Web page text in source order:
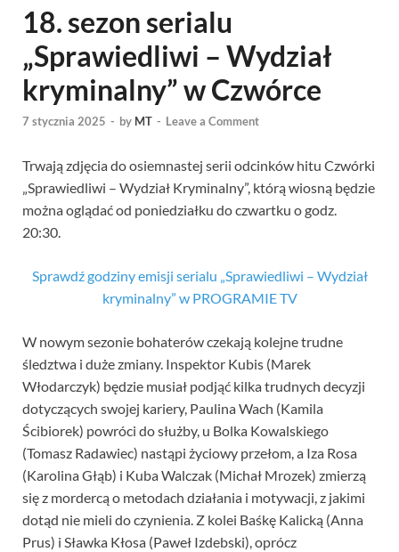
18. sezon serialu
„Sprawiedliwi – Wydział
kryminalny” w Czwórce
7 stycznia 2025 - by MT - Leave a Comment
Trwają zdjęcia do osiemnastej serii odcinków hitu Czwórki
„Sprawiedliwi – Wydział Kryminalny”, którą wiosną będzie
można oglądać od poniedziałku do czwartku o godz.
20:30.
Sprawdź godziny emisji serialu „Sprawiedliwi – Wydział
kryminalny” w PROGRAMIE TV
W nowym sezonie bohaterów czekają kolejne trudne
śledztwa i duże zmiany. Inspektor Kubis (Marek
Włodarczyk) będzie musiał podjąć kilka trudnych decyzji
dotyczących swojej kariery, Paulina Wach (Kamila
Ścibiorek) powróci do służby, u Bolka Kowalskiego
(Tomasz Radawiec) nastąpi życiowy przełom, a Iza Rosa
(Karolina Głąb) i Kuba Walczak (Michał Mrozek) zmierzą
się z mordercą o metodach działania i motywacji, z jakimi
dotąd nie mieli do czynienia. Z kolei Baśkę Kalicką (Anna
Prus) i Sławka Kłosa (Paweł Izdebski), oprócz